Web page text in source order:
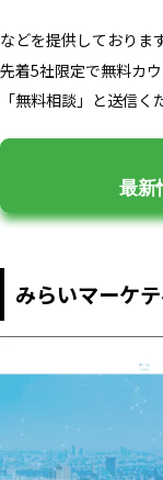
などを提供しております
先着5社限定で無料カ
「無料相談」と送信く
最新
みらいマーケ